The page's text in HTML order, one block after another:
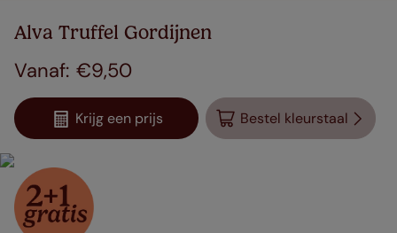
Alva Truffel Gordijnen
€9,50
Krijg een prijs Bestel kleurstaal